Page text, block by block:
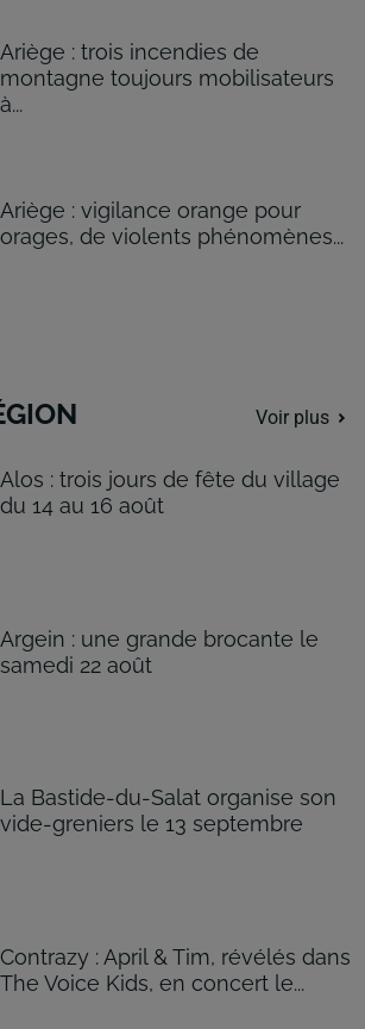
Ariège : trois incendies de
montagne toujours mobilisateurs
à...
Ariège : vigilance orange pour
orages, de violents phénomènes...
Voir plus
Alos : trois jours de fête du village
du 14 au 16 août
Argein : une grande brocante le
samedi 22 août
La Bastide-du-Salat organise son
vide-greniers le 13 septembre
Contrazy : April & Tim, révélés dans
The Voice Kids, en concert le...